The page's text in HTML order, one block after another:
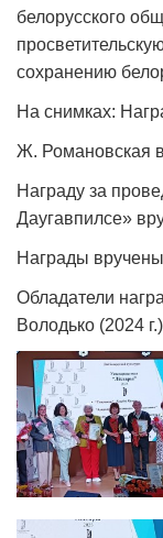
белорусского
сохранению
На снимках:
Ж. Романовская
Награду за
Даугавпилсе»
Награды
Обладатели
Володько (2024